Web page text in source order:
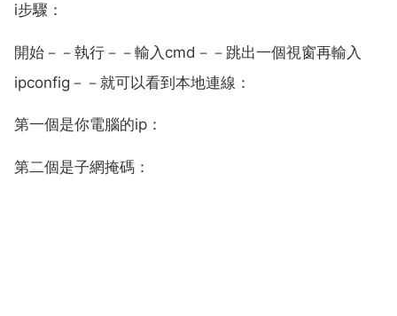
i步驟：
開始－－執行－－輸入cmd－－跳出一個視窗再輸入
ipconfig－－就可以看到本地連線：
第一個是你電腦的ip：
第二個是子網掩碼：